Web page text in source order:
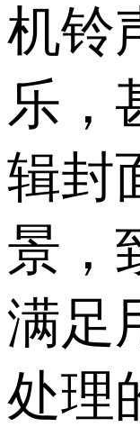
机铃
乐，
辑封
景，
满足
处理